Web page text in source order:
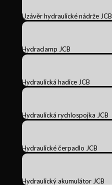
Uzávěr hydraulické nádrže JCB
Hydraclamp JCB
Hydraulická hadice JCB
Hydraulická rychlospojka JCB
Hydraulické čerpadlo JCB
Hydraulický akumulátor JCB